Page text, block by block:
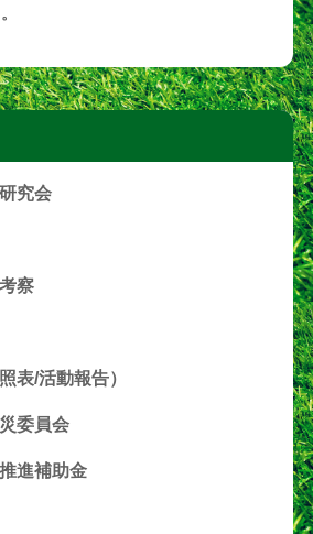
究会
察
表/活動報告）
委員会
進補助金